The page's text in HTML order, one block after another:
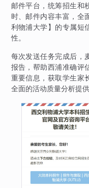
邮件平台，统筹招生和
时、邮件内容丰富，全
利物浦大学】的专属短
性。
每次发送任务完成后，
报告，帮助西浦准确评
重要信息，获取学生家
全面的活动质量分析提供